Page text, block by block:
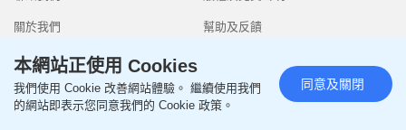
關於我們
隱私政策聲明
使用條款
幫助及反饋
無障礙網頁
本網站正使用 Cookies
我們使用 Cookie 改善網站體驗。 繼續使用我們
的網站即表示您同意我們的 Cookie 政策。
同意及關閉